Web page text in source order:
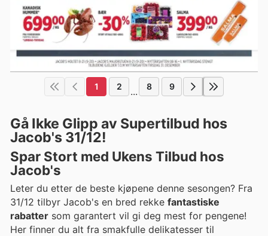
1 2 ... 8 9
Gå Ikke Glipp av Supertilbud hos
Jacob's 31/12!
Spar Stort med Ukens Tilbud hos
Jacob's
Leter du etter de beste kjøpene denne sesongen? Fra
31/12 tilbyr Jacob's en bred rekke fantastiske
rabatter som garantert vil gi deg mest for pengene!
Her finner du alt fra smakfulle delikatesser til